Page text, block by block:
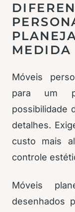
MEDIDA
Móveis
para um
possibilidade
detalhes.
custo mais
controle
Móveis
desenhados